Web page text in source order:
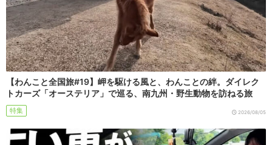
【わんこと全国旅#19】岬を駆ける風と、わんことの絆。ダイレク
トカーズ「オーステリア」で巡る、南九州・野生動物を訪ねる旅
特集 2026/08/05